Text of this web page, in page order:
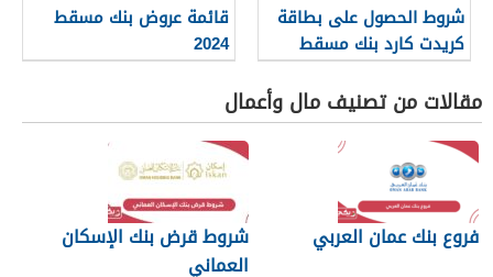
شروط الحصول على بطاقة
كريدت كارد بنك مسقط
قائمة عروض بنك مسقط
2024
مقالات من تصنيف مال وأعمال
فروع بنك عمان العربي
شروط قرض بنك الإسكان
العماني